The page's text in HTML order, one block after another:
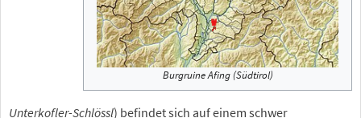
Burgruine Afing (Südtirol)
Unterkofler-Schlössl) befindet sich auf einem schwer